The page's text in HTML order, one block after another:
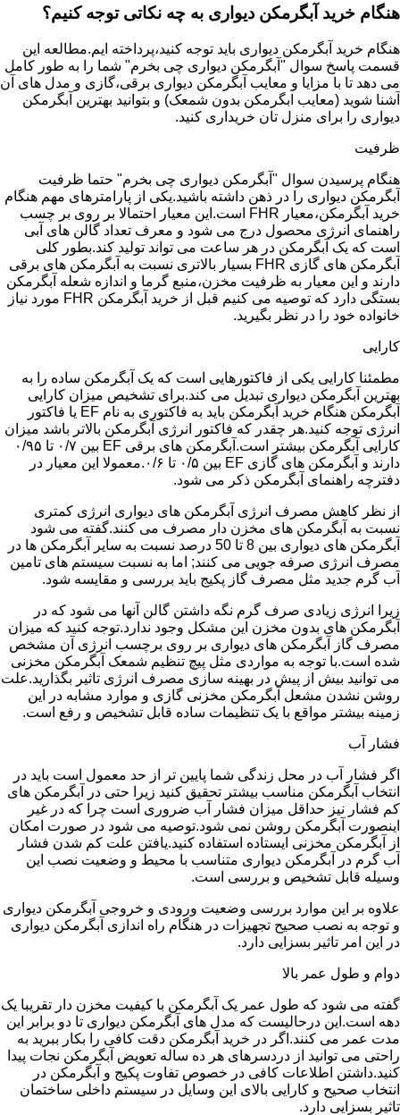
هنگام خرید آبگرمکن دیواری به چه نکاتی توجه کنیم؟
هنگام خرید آبگرمکن دیواری باید توجه کنید،پرداخته ایم.مطالعه این
قسمت پاسخ سوال "آبگرمکن دیواری چی بخرم" شما را به طور کامل
می دهد تا با مزایا و معایب آبگرمکن دیواری برقی،گازی و مدل های آن
آشنا شوید (معایب ابگرمکن بدون شمعک) و بتوانید بهترین آبگرمکن
دیواری را برای منزل تان خریداری کنید.
ظرفیت
هنگام پرسیدن سوال "آبگرمکن دیواری چی بخرم" حتما ظرفیت
آبگرمکن دیواری را در ذهن داشته باشید.یکی از پارامترهای مهم هنگام
خرید آبگرمکن،معیار FHR است.این معیار احتمالا بر روی بر چسب
راهنمای انرژی محصول درج می شود و معرف تعداد گالن های آبی
است که یک آبگرمکن در هر ساعت می تواند تولید کند.بطور کلی
آبگرمکن های گازی FHR بسیار بالاتری نسبت به آبگرمکن های برقی
دارند و این معیار به ظرفیت مخزن،منبع گرما و اندازه شعله آبگرمکن
بستگی دارد که توصیه می کنیم قبل از خرید آبگرمکن FHR مورد نیاز
خانواده خود را در نظر بگیرید.
کارایی
مطمئنا کارایی یکی از فاکتورهایی است که یک آبگرمکن ساده را به
بهترین آبگرمکن دیواری تبدیل می کند.برای تشخیص میزان کارایی
آبگرمکن هنگام خرید آبگرمکن باید به فاکتوری به نام EF یا فاکتور
انرژی توجه کنید.هر چقدر که فاکتور انرژی آبگرمکن بالاتر باشد میزان
کارایی آبگرمکن بیشتر است.آبگرمکن های برقی EF بین ۰/۷ تا ۰/۹۵
دارند و آبگرمکن های گازی EF بین ۰/۵ تا ۰/۶.معمولا این معیار در
دفترچه راهنمای آبگرمکن ذکر می شود.
از نظر کاهش مصرف انرژی آبگرمکن های دیواری انرژی کمتری
نسبت به آبگرمکن های مخزن دار مصرف می کنند.گفته می شود
آبگرمکن های دیواری بین 8 تا 50 درصد نسبت به سایر آبگرمکن ها در
مصرف انرژی صرفه جویی می کنند; اما به نسبت سیستم های تامین
آب گرم جدید مثل مصرف گاز پکیج باید بررسی و مقایسه شود.
زیرا انرژی زیادی صرف گرم نگه داشتن گالن آنها می شود که در
آبگرمکن های بدون مخزن این مشکل وجود ندارد.توجه کنید که میزان
مصرف گاز آبگرمکن های دیواری بر روی برچسب انرژی آن مشخص
شده است.با توجه به مواردی مثل پیچ تنظیم شمعک آبگرمکن مخزنی
می توانید بیش از پیش در بهینه سازی مصرف انرژی تاثیر بگذارید.علت
روشن نشدن مشعل آبگرمکن مخزنی گازی و موارد مشابه در این
زمینه بیشتر مواقع با یک تنظیمات ساده قابل تشخیص و رفع است.
فشار آب
اگر فشار آب در محل زندگی شما پایین تر از حد معمول است باید در
انتخاب آبگرمکن مناسب بیشتر تحقیق کنید زیرا حتی در آبگرمکن های
کم فشار نیز حداقل میزان فشار آب ضروری است چرا که در غیر
اینصورت آبگرمکن روشن نمی شود.توصیه می شود در صورت امکان
از آبگرمکن مخزنی ایستاده استفاده کنید.یافتن علت کم شدن فشار
آب گرم در آبگرمکن دیواری متناسب با محیط و وضعیت نصب این
وسیله قابل تشخیص و بررسی است.
علاوه بر این موارد بررسی وضعیت ورودی و خروجی آبگرمکن دیواری
و توجه به نصب صحیح تجهیزات در هنگام راه اندازی آبگرمکن دیواری
در این امر تاثیر بسزایی دارد.
دوام و طول عمر بالا
گفته می شود که طول عمر یک آبگرمکن با کیفیت مخزن دار تقریبا یک
دهه است.این درحالیست که مدل های آبگرمکن دیواری تا دو برابر این
مدت عمر می کنند.اگر در خرید آبگرمکن دقت کافی را بکار ببرید به
راحتی می توانید از دردسرهای هر ده ساله تعویض آبگرمکن نجات پیدا
کنید.داشتن اطلاعات کافی در خصوص تفاوت پکیج و آبگرمکن در
انتخاب صحیح و کارایی بالای این وسایل در سیستم داخلی ساختمان
تاثیر بسزایی دارد.